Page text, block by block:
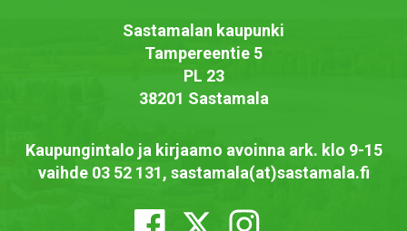
Sastamalan kaupunki
Tampereentie 5
PL 23
38201 Sastamala
Kaupungintalo ja kirjaamo avoinna ark. klo 9-15
vaihde 03 52 131, sastamala(at)sastamala.fi